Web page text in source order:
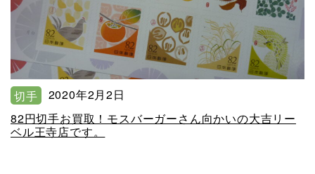
切手
2020年2月2日
82円切手お買取！モスバーガーさん向かいの大吉リー
ベル王寺店です。